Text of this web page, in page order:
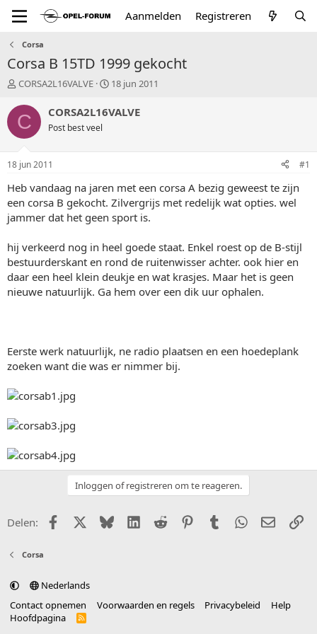
Aanmelden Registreren
Corsa
Corsa B 15TD 1999 gekocht
T
p
i
t
a
r
e
r
CORSA2L16VALVE
S
a
u
m
18 jun 2011
C CORSA2L16VALVE
Post best veel
18 jun 2011 #1
Heb vandaag na jaren met een corsa A bezig geweest te zijn
een corsa B gekocht. Zilvergrijs met redelijk wat opties. wel
jammer dat het geen sport is.
hij verkeerd nog in heel goede staat. Enkel roest op de B-stijl
bestuurderskant en rond de ruitenwisser achter. ook hier en
daar een heel klein deukje en wat krasjes. Maar het is geen
nieuwe natuurlijk. Ga hem over een dik uur ophalen.
Eerste werk natuurlijk, ne radio plaatsen en een hoedeplank
zoeken want die was er nimmer bij.
Inloggen of registreren om te reageren.
Delen: FacebookX (Twitter)
BlueskyLinkedIn
Reddit PinterestTumblr WhatsApp
E-mail
Corsa
Nederlands
Contact opnemen
Voorwaarden en regels Privacybeleid
Help
Hoofdpagina
R